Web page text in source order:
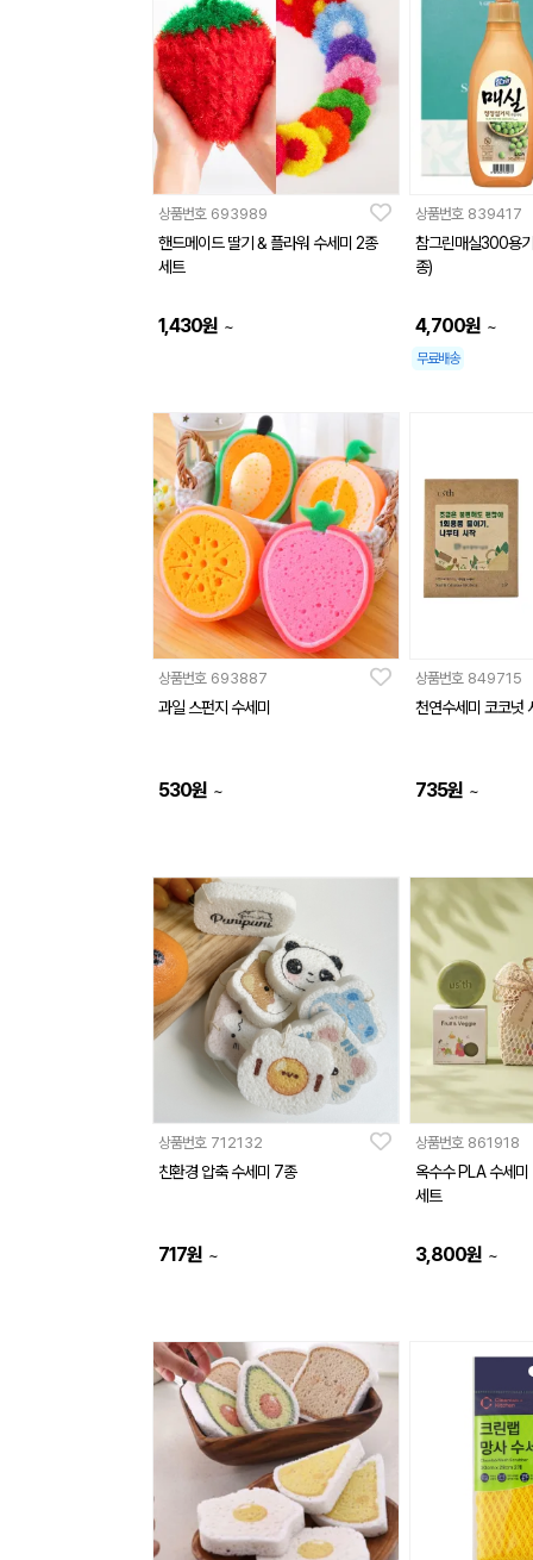
상품번호 693989
핸드메이드 딸기 & 플라워 수세미 2종
세트
1,430원 ~
상품번호 839417
참그린매실300용
종)
4,700원 ~
무료배송
상품번호 693887
과일 스펀지 수세미
530원 ~
상품번호 849715
천연수세미 코코넛
735원 ~
상품번호 712132
친환경 압축 수세미 7종
717원 ~
상품번호 861918
옥수수 PLA 수세
세트
3,800원 ~